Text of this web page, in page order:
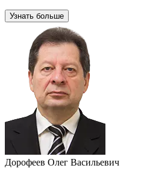
Узнать больше
Дорофеев Олег Васильевич